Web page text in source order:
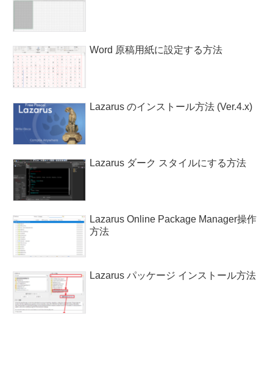
Word 原稿用紙に設定する方法
Lazarus のインストール方法 (Ver.4.x)
Lazarus ダーク スタイルにする方法
Lazarus Online Package Manager操作
方法
Lazarus パッケージ インストール方法